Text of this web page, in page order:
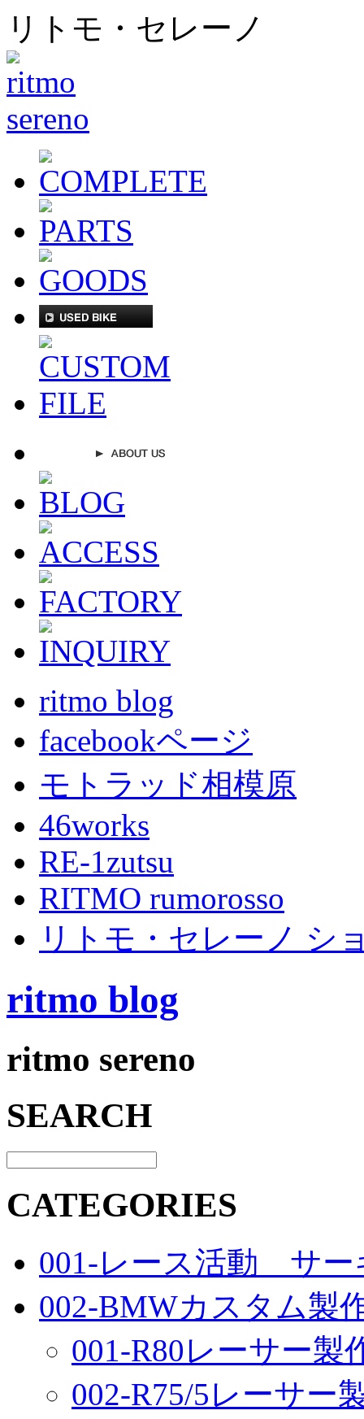
リトモ・セレーノ
ritmo blog
facebookページ
モトラッド相模原
46works
RE-1zutsu
RITMO rumorosso
リトモ・セレーノ シ
ritmo blog
ritmo sereno
SEARCH
CATEGORIES
001-レース活動 サー
002-BMWカスタム製
001-R80レーサー製
002-R75/5レーサー